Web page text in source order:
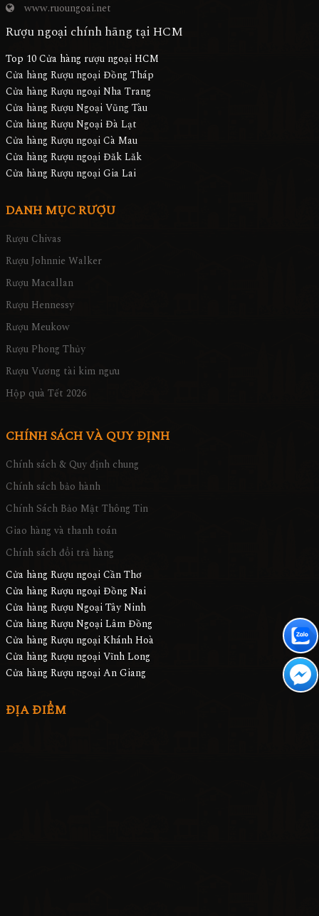
www.ruoungoai.net
Rượu ngoại chính hãng tại HCM
Top 10 Cửa hàng rượu ngoại HCM
Cửa hàng Rượu ngoại Đồng Tháp
Cửa hàng Rượu ngoại Nha Trang
Cửa hàng Rượu Ngoại Vũng Tàu
Cửa hàng Rượu Ngoại Đà Lạt
Cửa hàng Rượu ngoại Cà Mau
Cửa hàng Rượu ngoại Đăk Lăk
Cửa hàng Rượu ngoại Gia Lai
DANH MỤC RƯỢU
Rượu Chivas
Rượu Johnnie Walker
Rượu Macallan
Rượu Hennessy
Rượu Meukow
Rượu Phong Thủy
Rượu Vương tài kim ngưu
Hộp quà Tết 2026
CHÍNH SÁCH VÀ QUY ĐỊNH
Chính sách & Quy định chung
Chính sách bảo hành
Chính Sách Bảo Mật Thông Tin
Giao hàng và thanh toán
Chính sách đổi trả hàng
Cửa hàng Rượu ngoại Cần Thơ
Cửa hàng Rượu ngoại Đồng Nai
Cửa hàng Rượu Ngoại Tây Ninh
Cửa hàng Rượu Ngoại Lâm Đồng
Cửa hàng Rượu ngoại Khánh Hoà
Cửa hàng Rượu ngoại Vĩnh Long
Cửa hàng Rượu ngoại An Giang
ĐỊA ĐIỂM